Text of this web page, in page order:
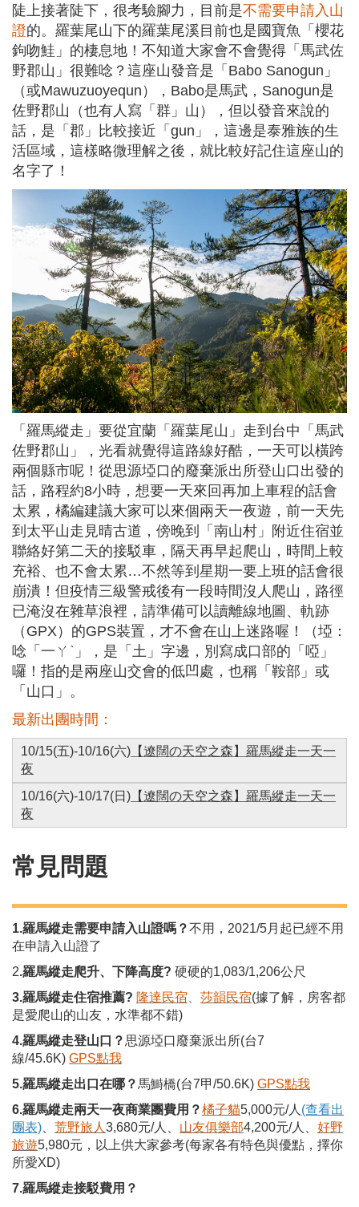
陡上接著陡下，很考驗腳力，目前是不需要申請入山
證的。羅葉尾山下的羅葉尾溪目前也是國寶魚「櫻花
鉤吻鮭」的棲息地！不知道大家會不會覺得「馬武佐
野郡山」很難唸？這座山發音是「Babo Sanogun」
（或Mawuzuoyequn），Babo是馬武，Sanogun是
佐野郡山（也有人寫「群」山），但以發音來說的
話，是「郡」比較接近「gun」，這邊是泰雅族的生
活區域，這樣略微理解之後，就比較好記住這座山的
名字了！
「羅馬縱走」要從宜蘭「羅葉尾山」走到台中「馬武
佐野郡山」，光看就覺得這路線好酷，一天可以橫跨
兩個縣市呢！從思源埡口的廢棄派出所登山口出發的
話，路程約8小時，想要一天來回再加上車程的話會
太累，橘編建議大家可以來個兩天一夜遊，前一天先
到太平山走見晴古道，傍晚到「南山村」附近住宿並
聯絡好第二天的接駁車，隔天再早起爬山，時間上較
充裕、也不會太累…不然等到星期一要上班的話會很
崩潰！但疫情三級警戒後有一段時間沒人爬山，路徑
已淹沒在雜草浪裡，請準備可以讀離線地圖、軌跡
（GPX）的GPS裝置，才不會在山上迷路喔！（埡：
唸「一ㄚˋ」，是「土」字邊，別寫成口部的「啞」
囉！指的是兩座山交會的低凹處，也稱「鞍部」或
「山口」。
最新出團時間：
10/15(五)-10/16(六) 【遼闊の天空之森】羅馬縱走一天一
夜
10/16(六)-10/17(日) 【遼闊の天空之森】羅馬縱走一天一
夜
常見問題
1.羅馬縱走需要申請入山證嗎？不用，2021/5月起已經不用
在申請入山證了
2.羅馬縱走爬升、下降高度? 硬硬的1,083/1,206公尺
3.羅馬縱走住宿推薦? 隆達民宿 莎韻民宿(據了解，房客都
是愛爬山的山友，水準都不錯)
4.羅馬縱走登山口？ 思源埡口廢棄派出所(台7
線/45.6K) GPS點我
5.羅馬縱走出口在哪？ 馬鰣橋(台7甲/50.6K) GPS點我
6.羅馬縱走兩天一夜商業團費用？橘子貓5,000元/人 (查看出
團表)
荒野旅人 3,680元/人、 山友俱樂部4,200元/人、 好野
旅遊5,980元，以上供大家參考(每家各有特色與優點，擇你
所愛XD)
7.羅馬縱走接駁費用？